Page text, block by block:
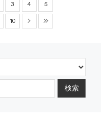
3 4 5
10
検索